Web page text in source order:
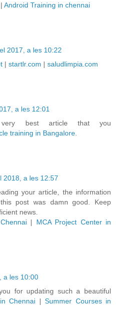
| Android Training in chennai
2017, a les 10:22
| startlr.com | saludlimpia.com
a les 12:01
very best article that you
training in Bangalore.
2018, a les 12:57
your article, the information
post was damn good. Keep
news.
| MCA Project Center in
a les 10:00
for updating such a beautiful
Chennai |Summer Courses in